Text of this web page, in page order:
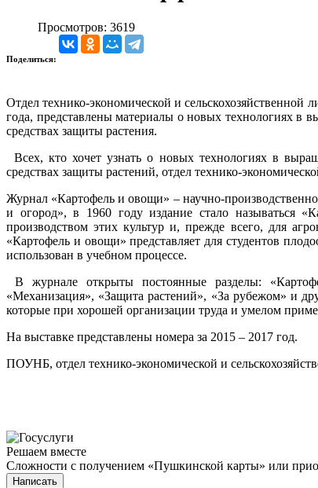
Просмотров: 3619
Поделиться:
Отдел технико-экономической и сельскохозяйственной
года, представлены материалы о новых технологиях в
средствах защиты растения.
Всех, кто хочет узнать о новых технологиях в
средствах защиты растений, отдел технико-
Журнал «Картофель и овощи» – научно-
и огород», в 1960 году издание стало называться
производством этих культур и, прежде всего, для
«Картофель и овощи» представляет для студентов
использован в учебном процессе.
В журнале открыты постоянные разделы:
«Механизация», «Защита растений», «За рубежом» и
которые при хорошей организации труда и умелом
На выставке представлены номера за 2015 – 2017 год.
ПОУНБ, отдел технико-экономической и
Решаем вместе
Сложности с получением «Пушкинской карты» или
Написать